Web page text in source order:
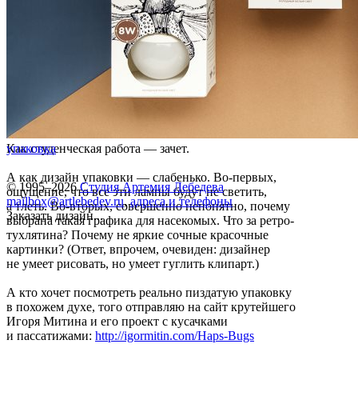
Как студенческая работа — зачет.
А как дизайн упаковки — слабенько. Во-первых,
ощущение, что все эти лампы будут не светить,
а тлеть. Во-вторых, совершенно непонятно, почему
выбрана такая графика для насекомых. Что за ретро-
тухлятина? Почему не яркие сочные красочные
картинки? (Ответ, впрочем, очевиден: дизайнер
не умеет рисовать, но умеет гуглить клипарт.)
А кто хочет посмотреть реально пиздатую упаковку
в похожем духе, того отправляю на сайт крутейшего
Игоря Митина и его проект с кусачками
и пассатижами: http://igormitin.com/Haps-Bugs
упаковка
© 1995–2026 Студия Артемия Лебедева
mailbox@artlebedev.ru, адреса и телефоны
Заказать дизайн...